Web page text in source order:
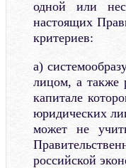
одной или
настоящих
критериев:
а)
лицом, а также
капитале
юридических
может не
российской